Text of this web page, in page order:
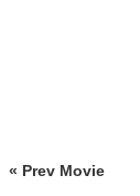
« Prev Movie